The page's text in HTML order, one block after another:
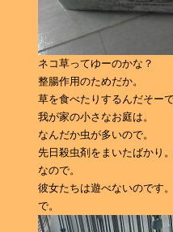
ネコ草ってゆーのかな？
整腸作用のためだか。
草を食べたりするんだそー
我が家の小さなお庭は。
なんだか虫が多いので。
先日殺虫剤をまいたばかり
なので。
彼女たちは遊べないのです
で。